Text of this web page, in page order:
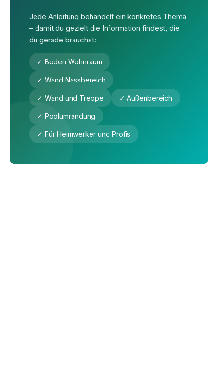
Jede Anleitung behandelt ein konkretes Thema
– damit du gezielt die Information findest, die
du gerade brauchst:
✓ Boden Wohnraum
✓ Wand Nassbereich
✓ Wand und Treppe ✓ Außenbereich
✓ Poolumrandung
✓ Für Heimwerker und Profis